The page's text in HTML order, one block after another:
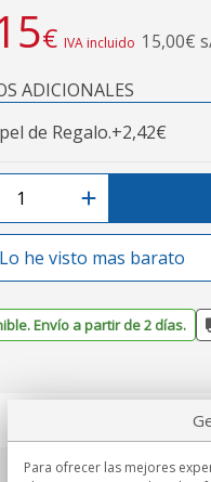
€ IVA incluido 15,00€
ADICIONALES
de Regalo.+2,42€
he visto mas barato
Envío a partir de 2 días.
Para ofrecer las mejores